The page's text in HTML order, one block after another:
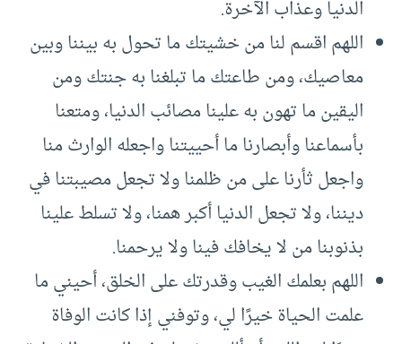
الدنيا وعذاب الآخرة.
اللهم اقسم لنا من خشيتك ما تحول به بيننا وبين
معاصيك، ومن طاعتك ما تبلغنا به جنتك ومن
اليقين ما تهون به علينا مصائب الدنيا، ومتعنا
بأسماعنا وأبصارنا ما أحييتنا واجعله الوارث منا
واجعل ثأرنا على من ظلمنا ولا تجعل مصيبتنا في
ديننا، ولا تجعل الدنيا أكبر همنا، ولا تسلط علينا
بذنوبنا من لا يخافك فينا ولا يرحمنا.
اللهم بعلمك الغيب وقدرتك على الخلق، أحيني ما
علمت الحياة خيرًا لي، وتوفني إذا كانت الوفاة